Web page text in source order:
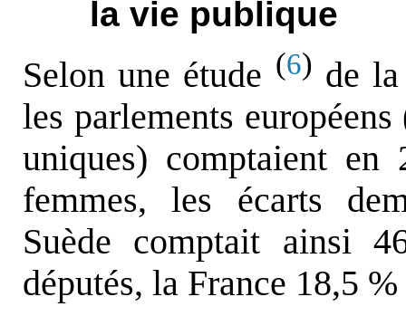
la vie publique
Selon une étude (6) de
les parlements
uniques) comptaient
femmes, les écarts
Suède comptait ainsi
députés, la France 18,5